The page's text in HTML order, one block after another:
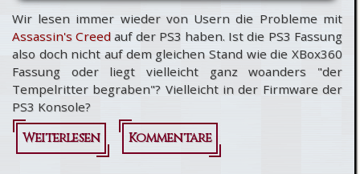
Wir lesen immer wieder von Usern die Probleme mit
Assassin's Creed auf der PS3 haben. Ist die PS3 Fassung
also doch nicht auf dem gleichen Stand wie die XBox360
Fassung oder liegt vielleicht ganz woanders "der
Tempelritter begraben"? Vielleicht in der Firmware der
PS3 Konsole?
Weiterlesen
über
Kommentare